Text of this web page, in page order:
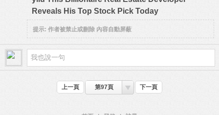
Reveals His Top Stock Pick Today
提示: 作者被禁止或刪除 內容自動屏蔽
上一頁 第97頁 下一頁